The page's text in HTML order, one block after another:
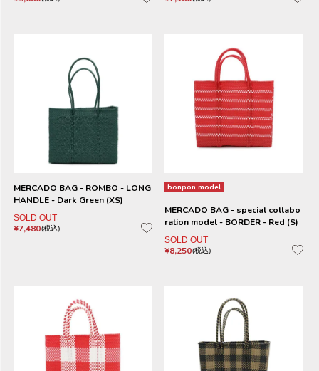
MERCADO BAG - ROMBO - LONG
HANDLE - Dark Green (XS)
SOLD OUT
¥7,480 税込
bonpon model
MERCADO BAG - special collabo
ration model - BORDER - Red (S)
SOLD OUT
¥8,250 税込